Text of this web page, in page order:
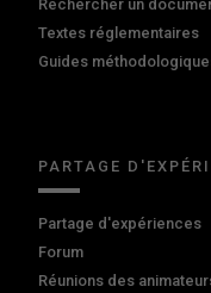
Rechercher un
Textes réglementaires
Guides
PARTAGE
Partage d'expériences
Forum
Réunions des